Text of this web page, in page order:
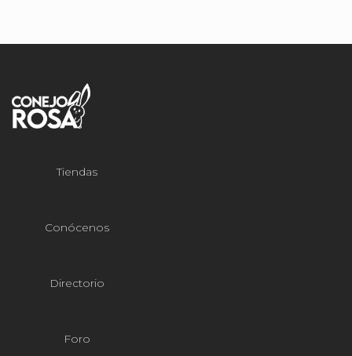
Tiendas
Conócenos
Directorio
Foro